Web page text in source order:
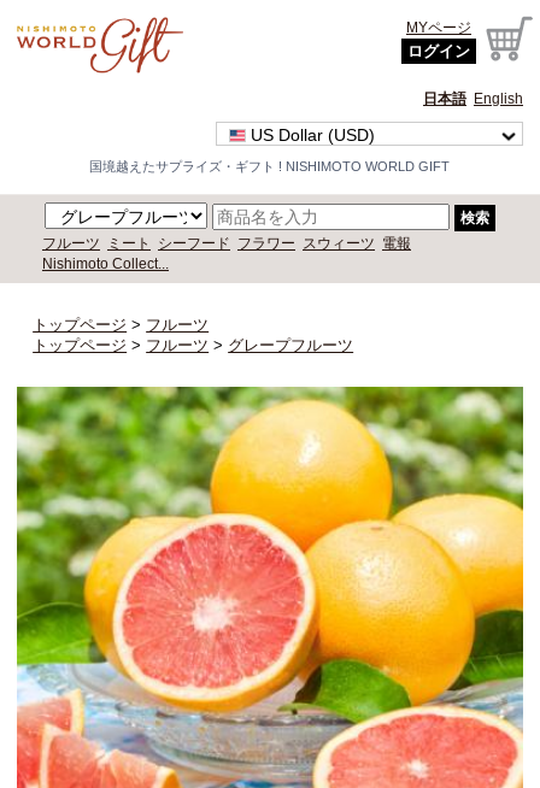
日本語 English
US Dollar (USD)
国境越えたサプライズ・ギフト ! NISHIMOTO WORLD GIFT
検索
フルーツ ミート シーフード フラワー スウィーツ
電報
Nishimoto Collect...
MYページ
ログイン
トップページ > フルーツ
トップページ > フルーツ > グレープフルーツ